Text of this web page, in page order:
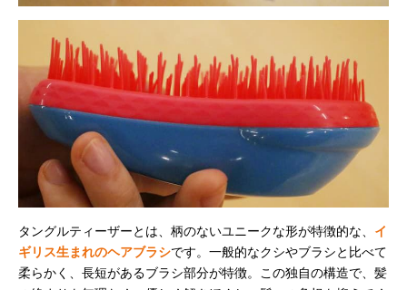
タングルティーザーとは、柄のないユニークな形が特徴的な、 イ
ギリス生まれのヘアブラシです。一般的なクシやブラシと比べて
柔らかく、長短があるブラシ部分が特徴。この独自の構造で、髪